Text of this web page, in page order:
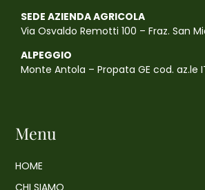
SEDE AZIENDA AGRICOLA
Via Osvaldo Remotti 100 – Fraz. San
ALPEGGIO
Monte Antola – Propata GE cod. az.le
Menu
HOME
CHI SIAMO